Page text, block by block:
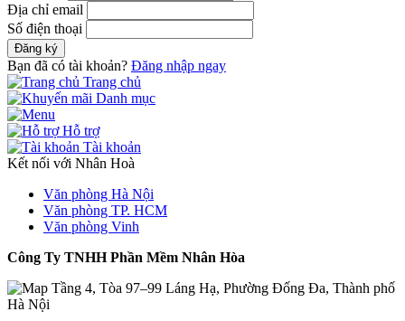
Địa chỉ email
Số điện thoại
Đăng ký
Bạn đã có tài khoản? Đăng nhập ngay
Trang chủ
Danh mục
Hỗ trợ
Tài khoản
Kết nối với Nhân Hoà
Văn phòng Hà Nội
Văn phòng TP. HCM
Văn phòng Vinh
Công Ty TNHH Phần Mềm Nhân Hòa
Tầng 4, Tòa 97–99 Láng Hạ, Phường Đống Đa, Thành phố
Hà Nội